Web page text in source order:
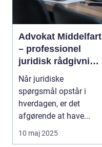
Advokat Middelfart
– professionel
juridisk rådgivning
tæt på dig
Når juridiske
spørgsmål opstår i
hverdagen, er det
afgørende at have...
10 maj 2025